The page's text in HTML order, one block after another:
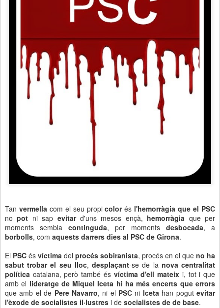
Tan vermellacom el seu propicolorés l'hemorràgia que el PSC
nopot ni sap evitard'uns mesos ençà, hemorràgia que per
moments sembla continguda, per moments desbocada, a
borbolls, com aquests darrers dies al PSC de Girona.
El PSC és víctima del procés sobiranista, procés en el que no ha
sabut trobar el seu lloc,desplaçant-se de la nova centralitat
política catalana, però també és víctima d'ell mateix i, tot i que
amb el lideratge de Miquel Iceta hi ha més encerts que errors
que amb el de Pere Navarro, ni el PSC ni Icetahan pogutevitar
l'èxode de socialistes il·lustres i de socialistes de de base.